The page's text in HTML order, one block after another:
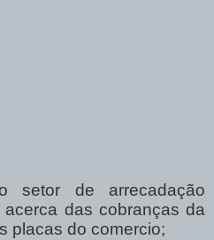
setor de arrecadação
acerca das cobranças da
placas do comercio;